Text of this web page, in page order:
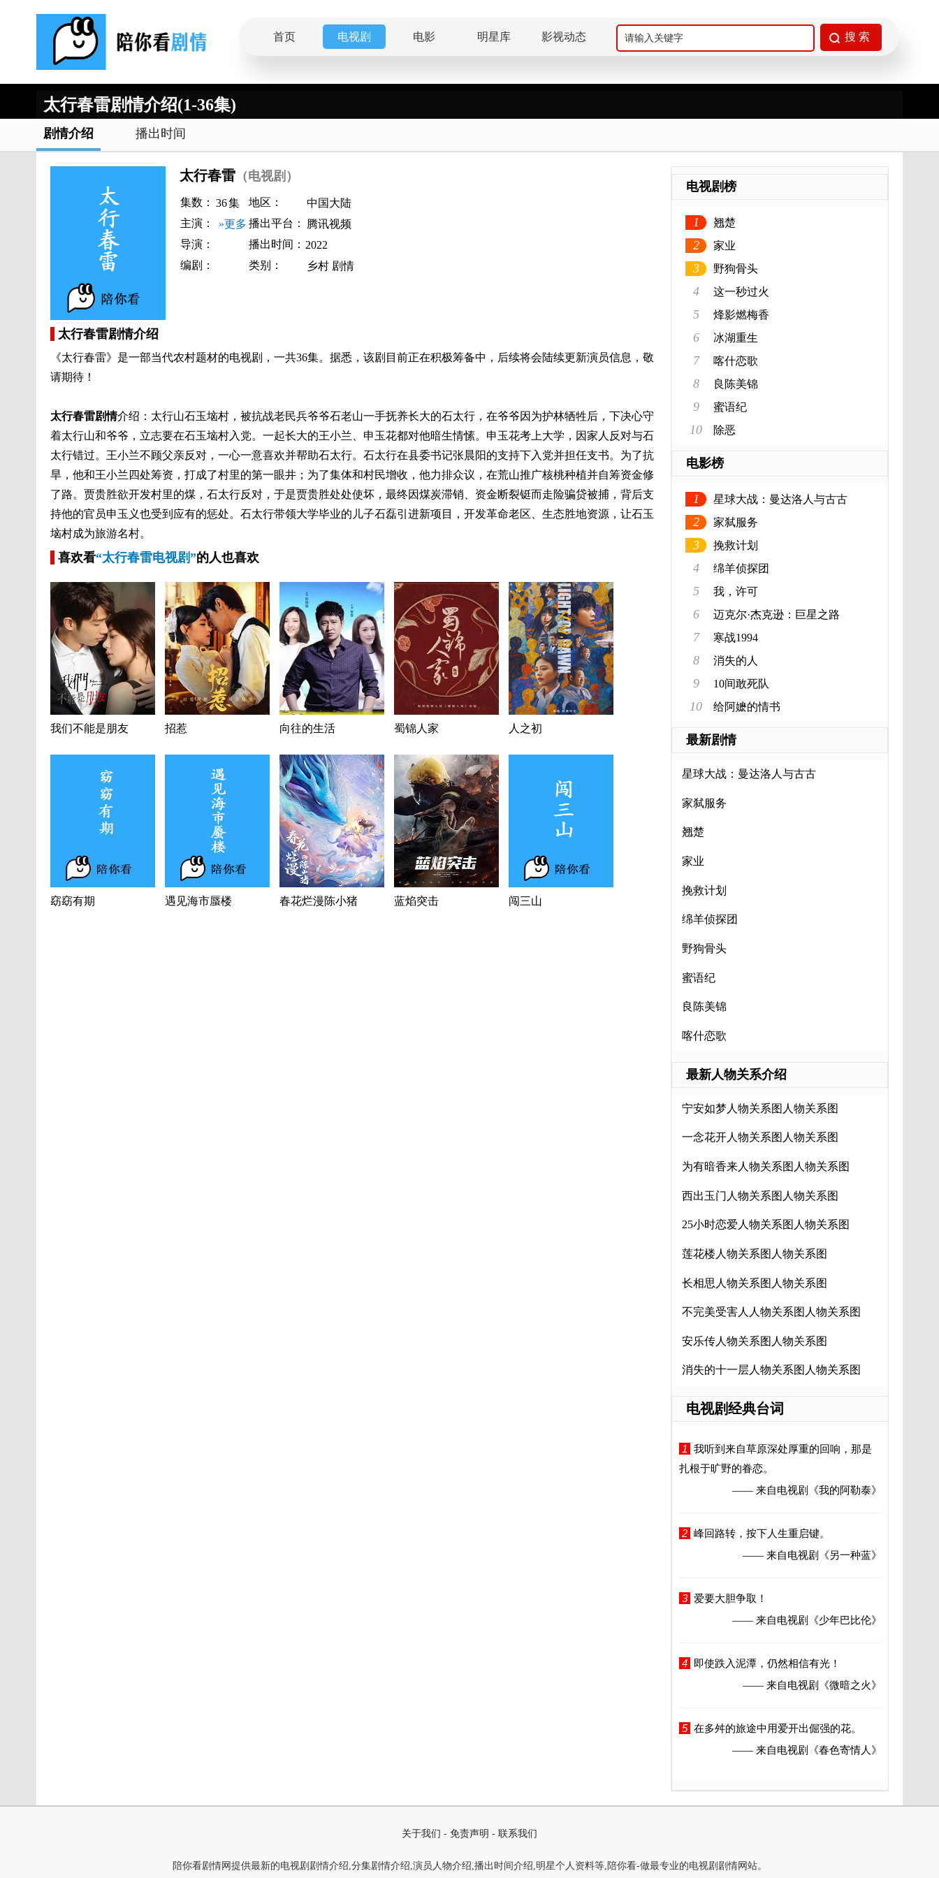
首页 电视剧 电影 明星库 影视动态
太行春雷剧情介绍(1-36集)
剧情介绍 播出时间
太行春雷 （电视剧）
集数： 36集 地区：
中国大陆
主演：
»更多 播出平台：
腾讯视频
导演：
播出时间： 2022
编剧：
类别： 乡村 剧情
太行春雷剧情介绍
《太行春雷》是一部当代农村题材的电视剧，一共36集。据悉，该剧目前正在积极筹备中，后续将会陆续更新演员信息，敬
请期待！
太行春雷剧情介绍：太行山石玉垴村，被抗战老民兵爷爷石老山一手抚养长大的石太行，在爷爷因为护林牺牲后，下决心守
着太行山和爷爷，立志要在石玉垴村入党。一起长大的王小兰、申玉花都对他暗生情愫。申玉花考上大学，因家人反对与石
太行错过。王小兰不顾父亲反对，一心一意喜欢并帮助石太行。石太行在县委书记张晨阳的支持下入党并担任支书。为了抗
旱，他和王小兰四处筹资，打成了村里的第一眼井；为了集体和村民增收，他力排众议，在荒山推广核桃种植并自筹资金修
了路。贾贵胜欲开发村里的煤，石太行反对，于是贾贵胜处处使坏，最终因煤炭滞销、资金断裂铤而走险骗贷被捕，背后支
持他的官员申玉义也受到应有的惩处。石太行带领大学毕业的儿子石磊引进新项目，开发革命老区、生态胜地资源，让石玉
垴村成为旅游名村。
喜欢看“太行春雷电视剧”的人也喜欢
我们不能是朋友 招惹 向往的生活 蜀锦人家 人之初
窈窈有期 遇见海市蜃楼 春花烂漫陈小猪 蓝焰突击 闯三山
电视剧榜
1 翘楚
2 家业
3 野狗骨头
4 这一秒过火
5 烽影燃梅香
6 冰湖重生
7 喀什恋歌
8 良陈美锦
9 蜜语纪
10 除恶
电影榜
1 星球大战：曼达洛人与古古
2 家弑服务
3 挽救计划
4 绵羊侦探团
5 我，许可
6 迈克尔·杰克逊：巨星之路
7 寒战1994
8 消失的人
9 10间敢死队
10 给阿嬷的情书
最新剧情
星球大战：曼达洛人与古古
家弑服务
翘楚
家业
挽救计划
绵羊侦探团
野狗骨头
蜜语纪
良陈美锦
喀什恋歌
最新人物关系介绍
宁安如梦人物关系图人物关系图
一念花开人物关系图人物关系图
为有暗香来人物关系图人物关系图
西出玉门人物关系图人物关系图
25小时恋爱人物关系图人物关系图
莲花楼人物关系图人物关系图
长相思人物关系图人物关系图
不完美受害人人物关系图人物关系图
安乐传人物关系图人物关系图
消失的十一层人物关系图人物关系图
电视剧经典台词
1
我听到来自草原深处厚重的回响，那是
扎根于旷野的眷恋。
—— 来自电视剧
《我的阿勒泰》
2 峰回路转，按下人生重启键。
—— 来自电视剧
《另一种蓝》
3
爱要大胆争取！
—— 来自电视剧
《少年巴比伦》
4
即使跌入泥潭，仍然相信有光！
—— 来自电视剧
《微暗之火》
5 在多舛的旅途中用爱开出倔强的花。
—— 来自电视剧
《春色寄情人》
关于我们 - 免责声明 - 联系我们
陪你看剧情网提供最新的电视剧剧情介绍,分集剧情介绍,演员人物介绍,播出时间介绍,明星个人资料等,陪你看-做最专业的电视剧剧情网站。